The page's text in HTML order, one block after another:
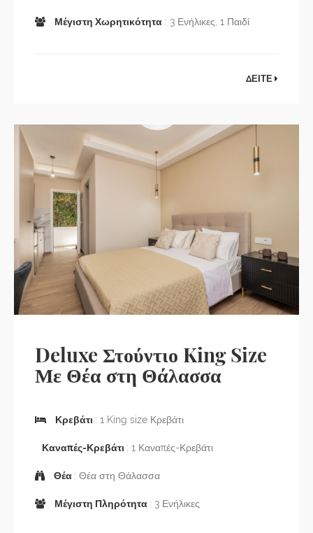
Μέγιστη Χωρητικότητα : 3 Ενήλικες, 1 Παιδί
ΔΕΙΤΕ
Deluxe Στούντιο King Size
Με Θέα στη Θάλασσα
Κρεβάτι : 1 King size Κρεβάτι
Καναπές-Κρεβάτι : 1 Καναπές-Κρεβάτι
Θέα : Θέα στη Θάλασσα
Μέγιστη Πληρότητα : 3 Ενήλικες